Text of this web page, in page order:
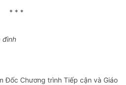
* * *
đình
Đốc Chương trình Tiếp cận và Giáo